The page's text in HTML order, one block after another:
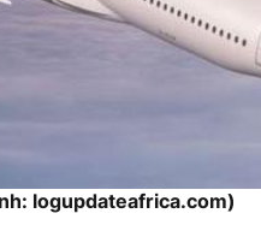
logupdateafrica.com)